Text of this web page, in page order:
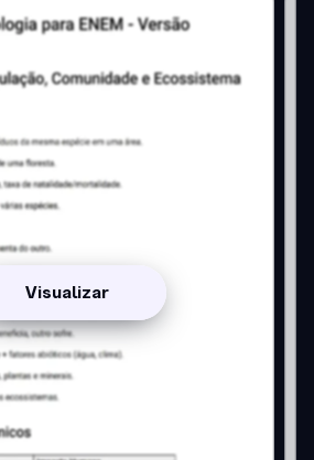
Visualizar